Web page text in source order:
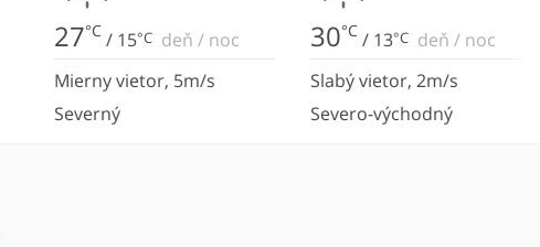
27°C / 15°C deň / noc
Mierny vietor, 5m/s
Severný
30°C / 13°C deň / noc
Slabý vietor, 2m/s
Severo-východný